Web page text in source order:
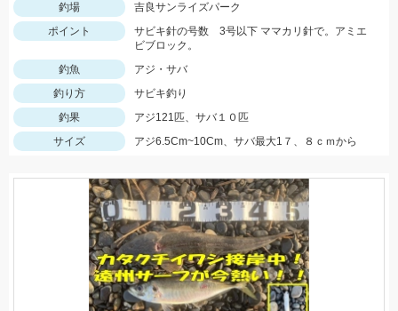
釣場
吉良サンライズパーク
ポイント
サビキ針の号数 3号以下 ママカリ針で。アミエ
ビブロック。
釣魚
アジ・サバ
釣り方
サビキ釣り
釣果
アジ121匹、サバ１０匹
サイズ
アジ6.5Cm~10Cm、サバ最大1７、８ｃｍから